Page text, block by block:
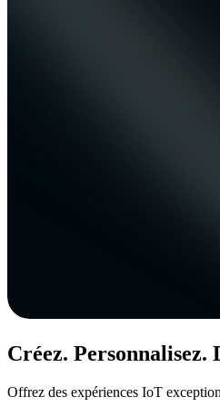
Créez. Personnalisez.
Offrez des expériences IoT